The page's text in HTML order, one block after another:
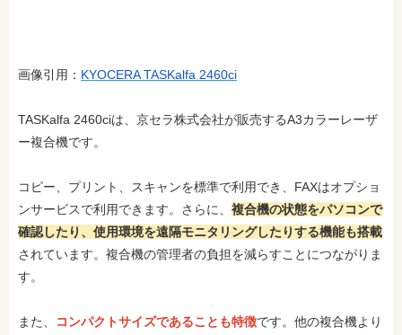
画像引用： KYOCERA TASKalfa 2460ci
TASKalfa 2460ciは、京セラ株式会社が販売するA3カラーレーザ
ー複合機です。
コピー、プリント、スキャンを標準で利用でき、FAXはオプショ
ンサービスで利用できます。さらに、 複合機の状態をパソコンで
確認したり、使用環境を遠隔モニタリングしたりする機能も搭載
されています。複合機の管理者の負担を減らすことにつながりま
す。
また、 コンパクトサイズであることも特徴です。他の複合機より